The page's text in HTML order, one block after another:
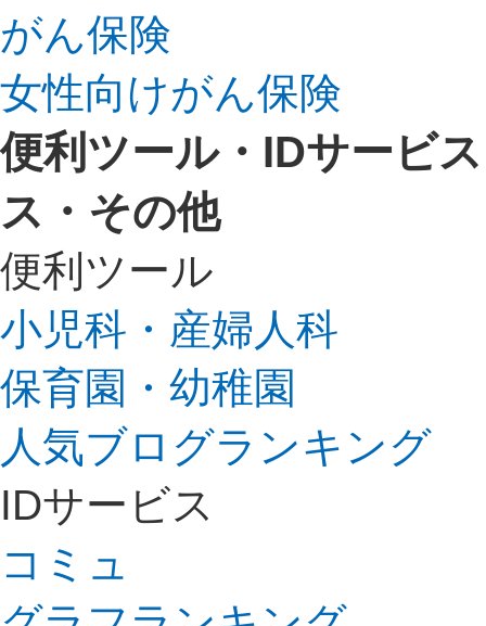
がん保険
女性向けがん保険
便利ツール・IDサービ
ス・その他
便利ツール
小児科・産婦人科
保育園・幼稚園
人気ブログランキング
IDサービス
コミュ